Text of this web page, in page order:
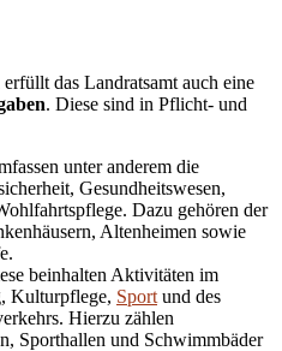
das Landratsamt auch eine
. Diese sind in Pflicht- und
unter anderem die
Gesundheitswesen,
Dazu gehören der
Altenheimen sowie
beinhalten Aktivitäten im
Kulturpflege, Sport und des
Hierzu zählen
Sporthallen und Schwimmbäder